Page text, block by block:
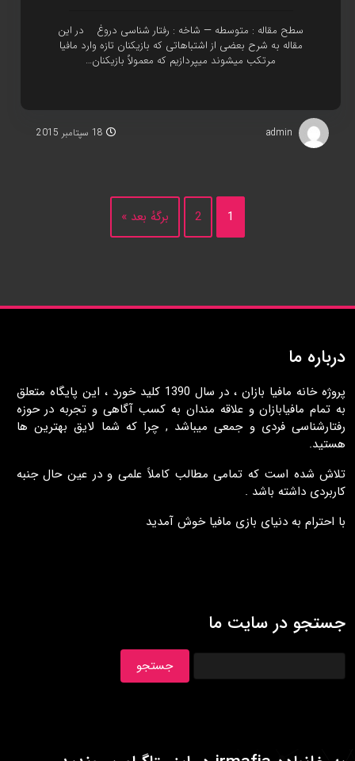
سطح مقاله : متوسطه — شاخه : رفتار شناسی دروغ در اين
مقاله به شرح بعضی از اشتباهاتی که بازيکنان تازه وارد مافيا
مرتکب ميشوند ميپردازيم که معمولاً بازيکنان…
admin 18 سپتامبر 2015
1
2 برگهٔ بعد »
درباره ما
پروژه خانه مافيا بازان ، در سال 1390 کليد خورد ، اين پايگاه متعلق
به تمام مافيابازان و علاقه مندان به کسب آگاهی و تجربه در حوزه
رفتارشناسی فردی و جمعی ميباشد , چرا که شما لايق بهترين ها
هستيد.
تلاش شده است که تمامی مطالب کاملاً علمی و در عين حال جنبه
کاربردی داشته باشد .
با احترام به دنيای بازی مافيا خوش آمديد
جستجو در سایت ما
جستجو
برای: